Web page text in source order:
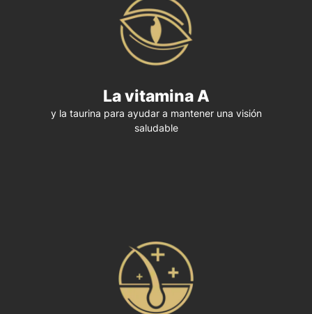
La vitamina A
y la taurina para ayudar a mantener una visión
saludable